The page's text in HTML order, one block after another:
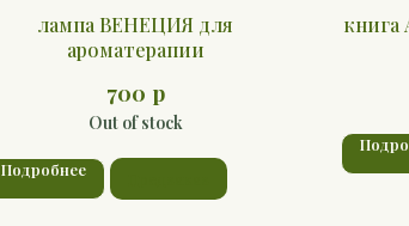
лампа ВЕНЕЦИЯ для
ароматерапии
700 р
Out of stock
Подробнее